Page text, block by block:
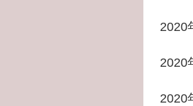
2020
2020
2020